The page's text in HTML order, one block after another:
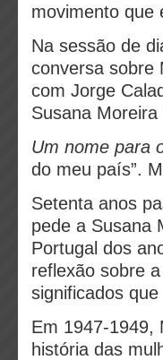
movimento que
Na sessão de
conversa sobre
com Jorge
Susana
Um nome para
do meu país”.
Setenta anos
pede a Susana
Portugal dos
reflexão sobre
significados
Em 1947-1949,
história das